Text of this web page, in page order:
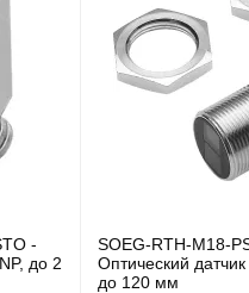
-
до 2
SOEG-RTH-M18-
Оптический
до 120 мм